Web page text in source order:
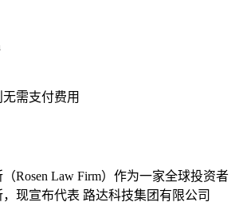
需支付费用
Rosen Law Firm）作为一家全球投资者
现宣布代表 路达科技集团有限公司